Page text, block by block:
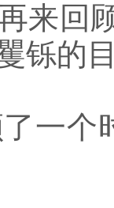
来回
铄的
一个